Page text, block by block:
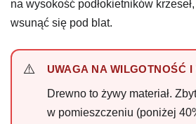
na wysokość podłokietników
wsunąć się pod blat.
UWAGA NA WILGOTNOŚĆ
Drewno to żywy materiał.
w pomieszczeniu (poniżej